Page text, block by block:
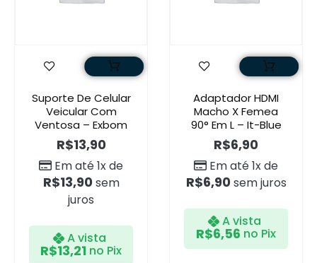
Suporte De Celular
Veicular Com
Ventosa – Exbom
R$13,90
Em até 1x de
R$13,90 sem
juros
A vista
R$13,21 no Pix
Adaptador HDMI
Macho X Femea
90° Em L – It-Blue
R$6,90
Em até 1x de
R$6,90 sem juros
A vista
R$6,56 no Pix